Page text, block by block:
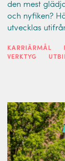
den mest
och nyfiken?
utvecklas
KARRIÄRMÅL
VERKTYG